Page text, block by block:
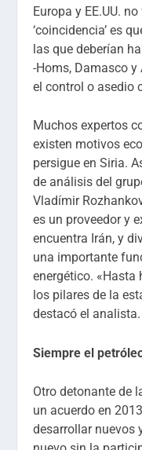
Europa y EE.UU.
‘coincidencia’ es
las que deberían
-Homs, Damasco
el control o asedio
Muchos expertos
existen motivos
persigue en Siria.
de análisis del
Vladímir
es un proveedor y
encuentra Irán, y
una importante
energético. «Hasta
los pilares de la
destacó el analista.
Siempre el
Otro detonante de
un acuerdo en
desarrollar nuevos